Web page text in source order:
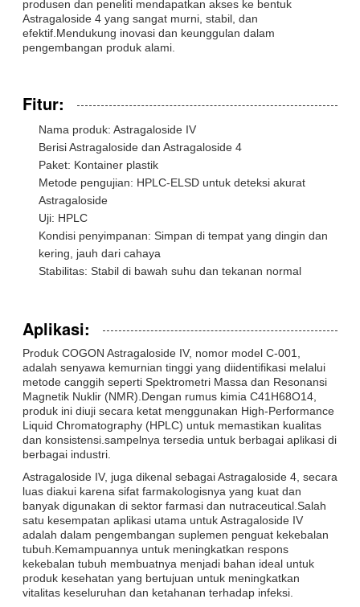
produsen dan peneliti mendapatkan akses ke bentuk
Astragaloside 4 yang sangat murni, stabil, dan
efektif.Mendukung inovasi dan keunggulan dalam
pengembangan produk alami.
Fitur:
Nama produk: Astragaloside IV
Berisi Astragaloside dan Astragaloside 4
Paket: Kontainer plastik
Metode pengujian: HPLC-ELSD untuk deteksi akurat
Astragaloside
Uji: HPLC
Kondisi penyimpanan: Simpan di tempat yang dingin dan
kering, jauh dari cahaya
Stabilitas: Stabil di bawah suhu dan tekanan normal
Aplikasi:
Produk COGON Astragaloside IV, nomor model C-001,
adalah senyawa kemurnian tinggi yang diidentifikasi melalui
metode canggih seperti Spektrometri Massa dan Resonansi
Magnetik Nuklir (NMR).Dengan rumus kimia C41H68O14,
produk ini diuji secara ketat menggunakan High-Performance
Liquid Chromatography (HPLC) untuk memastikan kualitas
dan konsistensi.sampelnya tersedia untuk berbagai aplikasi di
berbagai industri.
Astragaloside IV, juga dikenal sebagai Astragaloside 4, secara
luas diakui karena sifat farmakologisnya yang kuat dan
banyak digunakan di sektor farmasi dan nutraceutical.Salah
satu kesempatan aplikasi utama untuk Astragaloside IV
adalah dalam pengembangan suplemen penguat kekebalan
tubuh.Kemampuannya untuk meningkatkan respons
kekebalan tubuh membuatnya menjadi bahan ideal untuk
produk kesehatan yang bertujuan untuk meningkatkan
vitalitas keseluruhan dan ketahanan terhadap infeksi.